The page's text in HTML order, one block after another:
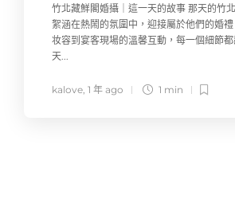
竹北藏鮮閣婚攝｜這一天的故事 那天的竹
絮涵在熱鬧的氛圍中，迎接屬於他們的婚
妆容到宴客現場的溫馨互動，每一個細節
天...
kalove, 1 年 ago 1 min